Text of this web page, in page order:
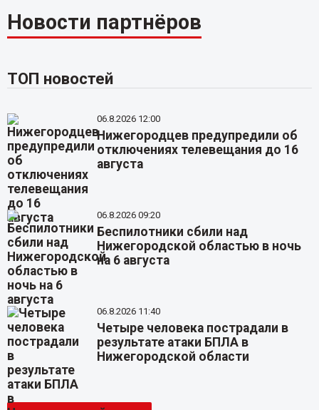
Новости партнёров
ТОП новостей
06.8.2026 12:00
Нижегородцев предупредили об
отключениях телевещания до 16
августа
06.8.2026 09:20
Беспилотники сбили над
Нижегородской областью в ночь
на 6 августа
06.8.2026 11:40
Четыре человека пострадали в
результате атаки БПЛА в
Нижегородской области